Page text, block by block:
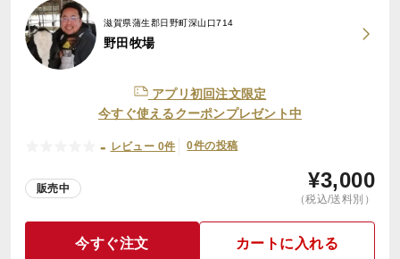
滋賀県蒲生郡日野町深山口714
野田牧場
アプリ初回注文限定
今すぐ使えるクーポンプレゼント中
- レビュー 0件 0件の投稿
販売中 ¥3,000
（税込/送料別）
今すぐ注文 カートに入れる